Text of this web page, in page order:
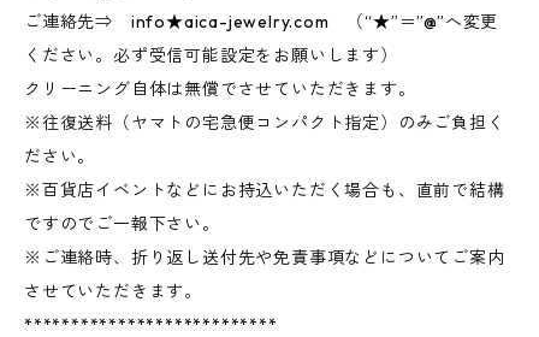
ご連絡先⇒ info★aica-jewelry.com （“★”＝”@”へ変更
ください。必ず受信可能設定をお願いします）
クリーニング自体は無償でさせていただきます。
※往復送料（ヤマトの宅急便コンパクト指定）のみご負担く
ださい。
※百貨店イベントなどにお持込いただく場合も、直前で結構
ですのでご一報下さい。
※ご連絡時、折り返し送付先や免責事項などについてご案内
させていただきます。
***************************